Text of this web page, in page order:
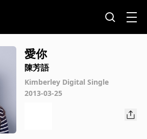
愛你
陳芳語
Kimberley Digital Single
2013-03-25